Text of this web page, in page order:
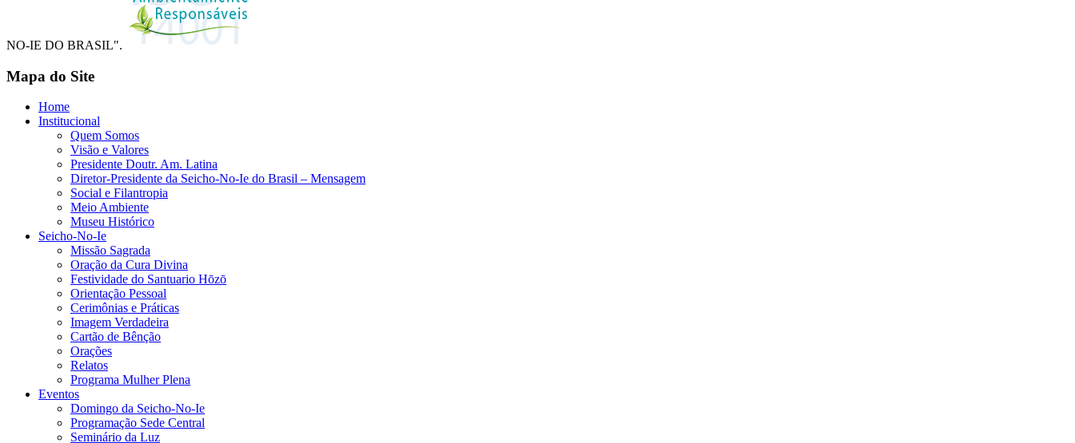
NO-IE DO BRASIL".
Mapa do Site
Home
Institucional
Quem Somos
Visão e Valores
Presidente Doutr. Am. Latina
Diretor-Presidente da Seicho-No-Ie do Brasil – Mensagem
Social e Filantropia
Meio Ambiente
Museu Histórico
Seicho-No-Ie
Missão Sagrada
Oração da Cura Divina
Festividade do Santuario Hōzō
Orientação Pessoal
Cerimônias e Práticas
Imagem Verdadeira
Cartão de Bênção
Orações
Relatos
Programa Mulher Plena
Eventos
Domingo da Seicho-No-Ie
Programação Sede Central
Seminário da Luz